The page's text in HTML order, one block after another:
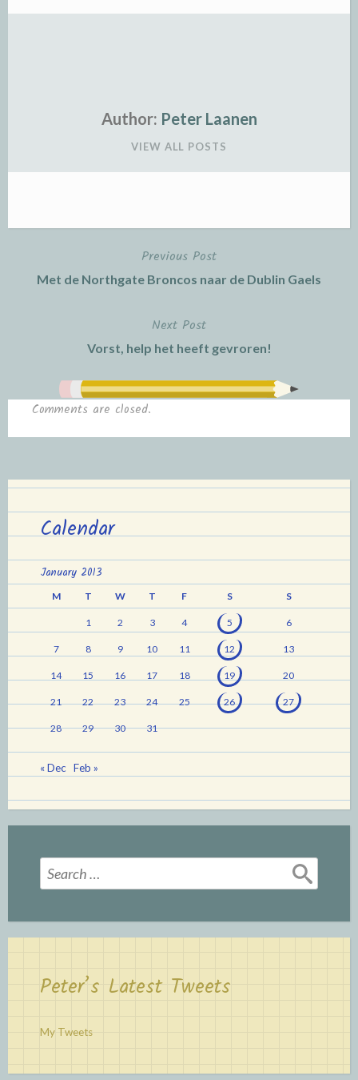
Author: Peter Laanen
VIEW ALL POSTS
Previous Post
Met de Northgate Broncos naar de Dublin Gaels
Next Post
Vorst, help het heeft gevroren!
Comments are closed.
Calendar
January 2013
M T W T F S S
1 2 3 4 5 6
7 8 9 10 11 12 13
14 15 16 17 18 19 20
21 22 23 24 25 26 27
28 29 30 31
« Dec Feb »
Search
for:
Peter’s Latest Tweets
My Tweets